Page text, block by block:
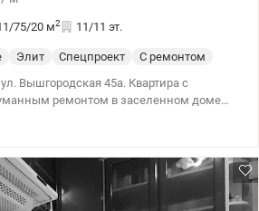
75/20 м2 11/11 эт.
Элит Спецпроект
С ремонтом
Вышгородская 45а. Квартира с
ремонтом в заселенном доме
Потолок – двойной
доска. 044 200 10 80 valion.ua/